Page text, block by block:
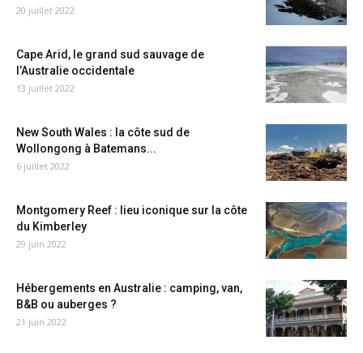
20 juillet 2022
Cape Arid, le grand sud sauvage de
l’Australie occidentale
13 juillet 2022
New South Wales : la côte sud de
Wollongong à Batemans...
6 juillet 2022
Montgomery Reef : lieu iconique sur la côte
du Kimberley
29 juin 2022
Hébergements en Australie : camping, van,
B&B ou auberges ?
21 juin 2022